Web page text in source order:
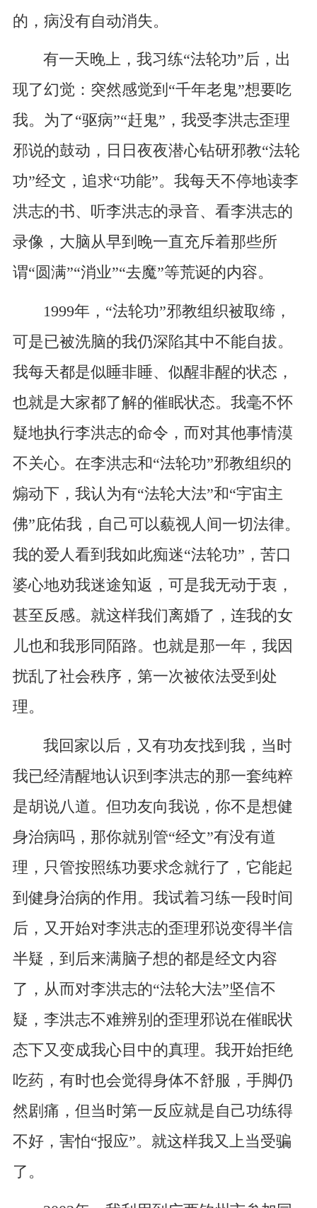
的，病没有自动消失。
有一天晚上，我习练“法轮功”后，出
现了幻觉：突然感觉到“千年老鬼”想要吃
我。为了“驱病”“赶鬼”，我受李洪志歪理
邪说的鼓动，日日夜夜潜心钻研邪教“法轮
功”经文，追求“功能”。我每天不停地读李
洪志的书、听李洪志的录音、看李洪志的
录像，大脑从早到晚一直充斥着那些所
谓“圆满”“消业”“去魔”等荒诞的内容。
1999年，“法轮功”邪教组织被取缔，
可是已被洗脑的我仍深陷其中不能自拔。
我每天都是似睡非睡、似醒非醒的状态，
也就是大家都了解的催眠状态。我毫不怀
疑地执行李洪志的命令，而对其他事情漠
不关心。在李洪志和“法轮功”邪教组织的
煽动下，我认为有“法轮大法”和“宇宙主
佛”庇佑我，自己可以藐视人间一切法律。
我的爱人看到我如此痴迷“法轮功”，苦口
婆心地劝我迷途知返，可是我无动于衷，
甚至反感。就这样我们离婚了，连我的女
儿也和我形同陌路。也就是那一年，我因
扰乱了社会秩序，第一次被依法受到处
理。
我回家以后，又有功友找到我，当时
我已经清醒地认识到李洪志的那一套纯粹
是胡说八道。但功友向我说，你不是想健
身治病吗，那你就别管“经文”有没有道
理，只管按照练功要求念就行了，它能起
到健身治病的作用。我试着习练一段时间
后，又开始对李洪志的歪理邪说变得半信
半疑，到后来满脑子想的都是经文内容
了，从而对李洪志的“法轮大法”坚信不
疑，李洪志不难辨别的歪理邪说在催眠状
态下又变成我心目中的真理。我开始拒绝
吃药，有时也会觉得身体不舒服，手脚仍
然剧痛，但当时第一反应就是自己功练得
不好，害怕“报应”。就这样我又上当受骗
了。